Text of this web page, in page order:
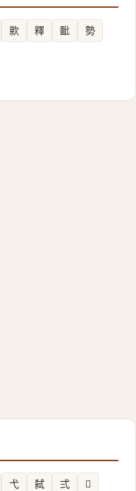
㱁 釋 䩃
勢
弋 弑 弍
𢎊